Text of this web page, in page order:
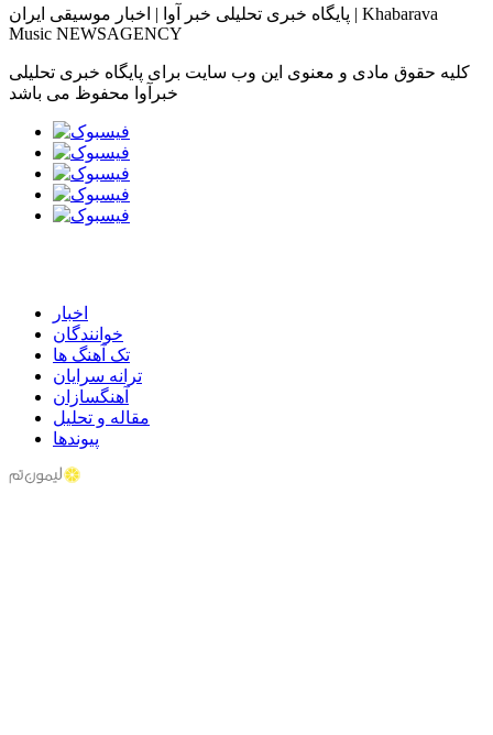
پایگاه خبری تحلیلی خبر آوا | اخبار موسیقی ایران | Khabarava
Music NEWSAGENCY
کلیه حقوق مادی و معنوی این وب سایت برای پایگاه خبری تحلیلی
خبرآوا محفوظ می باشد
اخبار
خوانندگان
تک آهنگ ها
ترانه سرایان
آهنگسازان
مقاله و تحلیل
پیوندها